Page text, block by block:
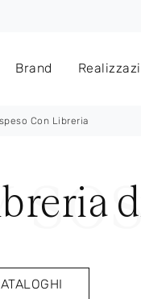
Brand
Con Libreria